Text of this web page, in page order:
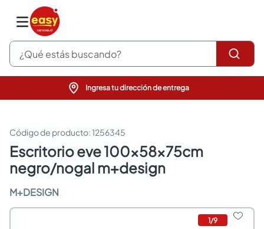
¿Qué estás buscando?
Ingresa tu dirección de entrega
:1256345
escritorio eve 100x58x75cm
negro/nogal m+design
M+DESIGN
1/9
pinturas
sanitarios
comedor
escritorio
armarios closet
comedores